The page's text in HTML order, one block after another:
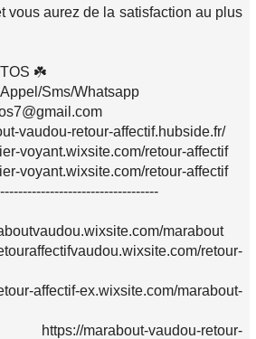
vous aurez de la satisfaction au plus
☘️
Sms/Whatsapp
vaudou-retour-affectif.hubside.fr/
voyant.wixsite.com/retour-affectif
voyant.wixsite.com/retour-affectif
marabout
retour-
affectif-ex.wixsite.com/marabout-
marabout-vaudou-retour-